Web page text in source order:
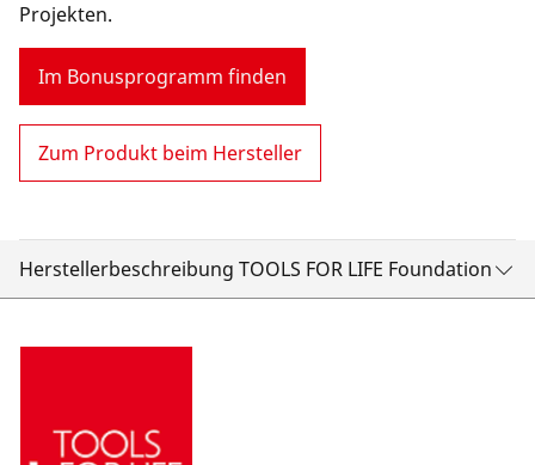
Projekten.
Im Bonusprogramm finden
Zum Produkt beim Hersteller
Herstellerbeschreibung TOOLS FOR LIFE Foundation